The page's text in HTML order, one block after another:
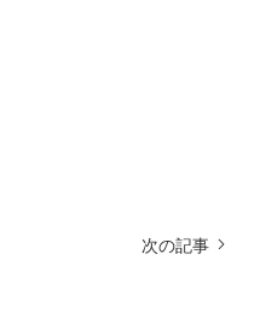
次の記事